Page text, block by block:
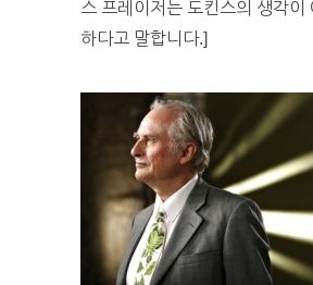
스 프레이저는 도킨스의 생각이
하다고 말합니다.]